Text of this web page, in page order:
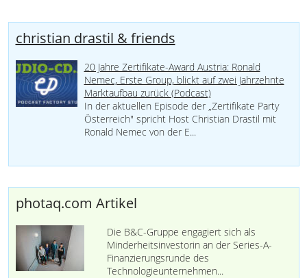
christian drastil & friends
20 Jahre Zertifikate-Award Austria: Ronald
Nemec, Erste Group, blickt auf zwei Jahrzehnte
Marktaufbau zurück (Podcast)
In der aktuellen Episode der „Zertifikate Party
Österreich" spricht Host Christian Drastil mit
Ronald Nemec von der E...
photaq.com Artikel
Die B&C-Gruppe engagiert sich als
Minderheitsinvestorin an der Series-A-
Finanzierungsrunde des
Technologieunternehmen...